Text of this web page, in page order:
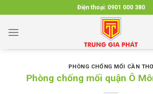
to
content
Điện thoại: 0901 000 380
PHÒNG CHỐNG MỐI CẦN THƠ
Phòng chống mối quận Ô